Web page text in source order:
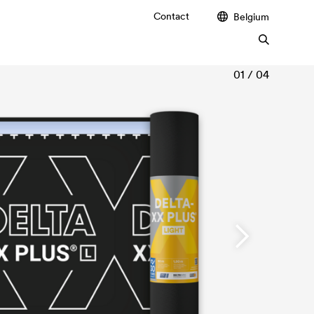
Contact Belgium
01 / 04